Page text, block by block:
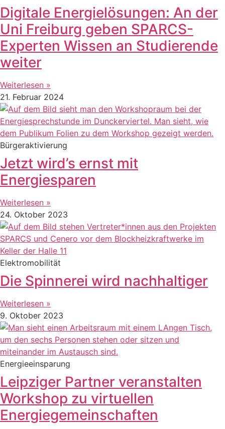
Digitale Energielösungen: An der
Uni Freiburg geben SPARCS-
Experten Wissen an Studierende
weiter
Weiterlesen »
21. Februar 2024
Bürgeraktivierung
Jetzt wird’s ernst mit
Energiesparen
Weiterlesen »
24. Oktober 2023
Elektromobilität
Die Spinnerei wird nachhaltiger
Weiterlesen »
9. Oktober 2023
Energieeinsparung
Leipziger Partner veranstalten
Workshop zu virtuellen
Energiegemeinschaften